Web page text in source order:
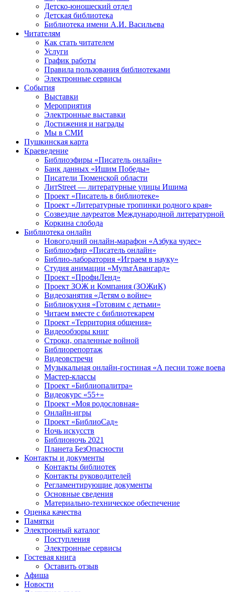
Детско-юношеский отдел
Детская библиотека
Библиотека имени А.И. Васильева
Читателям
Как стать читателем
Услуги
График работы
Правила пользования библиотеками
Электронные сервисы
События
Выставки
Мероприятия
Электронные выставки
Достижения и награды
Мы в СМИ
Пушкинская карта
Краеведение
Библиоэфиры «Писатель онлайн»
Банк данных «Ишим Победы»
Писатели Тюменской области
ЛитStreet — литературные улицы Ишима
Проект «Писатель в библиотеке»
Проект «Литературные тропинки родного края»
Созвездие лауреатов Международной
Коркина слобода
Библиотека онлайн
Новогодний онлайн-марафон «Азбука чудес»
Библиоэфир «Писатель онлайн»
Библио-лаборатория «Играем в науку»
Студия анимации «МультАвангард»
Проект «ПрофиЛенд»
Проект ЗОЖ и Компания (ЗОЖиК)
Видеозанятия «Детям о войне»
Библиокухня «Готовим с детьми»
Читаем вместе с библиотекарем
Проект «Территория общения»
Видеообзоры книг
Строки, опаленные войной
Библиорепортаж
Видеовстречи
Музыкальная онлайн-гостиная «А песни тоже
Мастер-классы
Проект «Библиопалитра»
Видеокурс «55+»
Проект «Моя родословная»
Онлайн-игры
Проект «БиблиоСад»
Ночь искусств
Библионочь 2021
Планета БезОпасности
Контакты и документы
Контакты библиотек
Контакты руководителей
Регламентирующие документы
Основные сведения
Материально-техническое обеспечение
Оценка качества
Памятки
Электронный каталог
Поступления
Электронные сервисы
Гостевая книга
Оставить отзыв
Афиша
Новости